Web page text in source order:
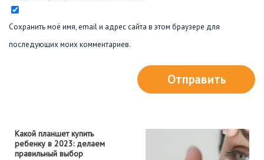
Сохранить моё имя, email и адрес сайта в этом браузере для
последующих моих комментариев.
Отправить
Какой планшет купить
ребенку в 2023: делаем
правильный выбор